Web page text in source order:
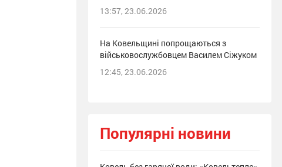
13:57, 23.06.2026
На Ковельщині попрощаються з
військовослужбовцем Василем Сіжуком
12:45, 23.06.2026
Популярні новини